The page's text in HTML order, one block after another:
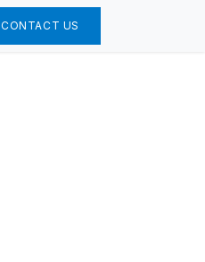
CONTACT US